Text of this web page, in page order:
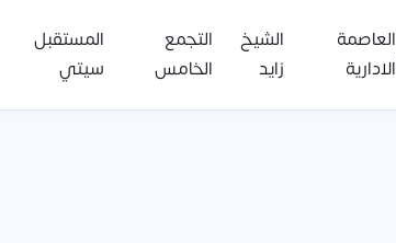
العاصمة
الادارية
الشيخ
زايد
التجمع
الخامس
المستقبل
سيتي